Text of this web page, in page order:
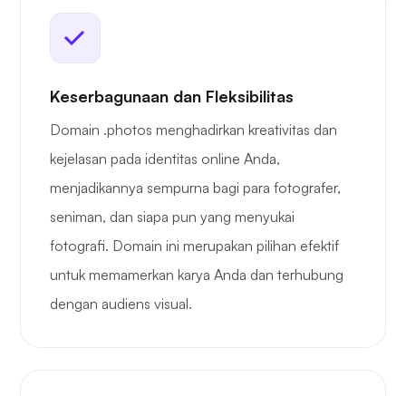
Keserbagunaan dan Fleksibilitas
Domain .photos menghadirkan kreativitas dan
kejelasan pada identitas online Anda,
menjadikannya sempurna bagi para fotografer,
seniman, dan siapa pun yang menyukai
fotografi. Domain ini merupakan pilihan efektif
untuk memamerkan karya Anda dan terhubung
dengan audiens visual.